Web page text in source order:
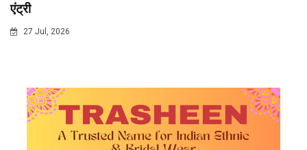
एंट्री
27 Jul, 2026